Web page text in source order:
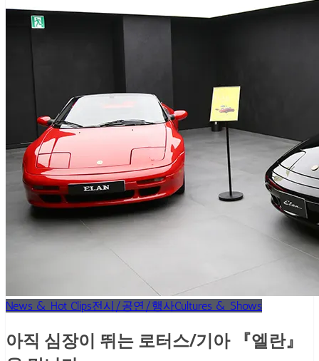
News & Hot Clips전시/공연/행사Cultures & Shows
아직 심장이 뛰는 로터스/기아 『엘란』